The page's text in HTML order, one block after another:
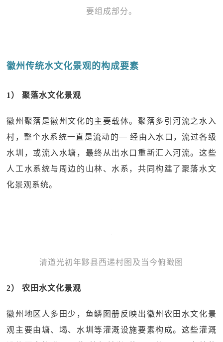
要组成部分。
徽州传统水文化景观的构成要素
1） 聚落水文化景观
徽州聚落是徽州文化的主要载体。聚落多引河流之水入
村，整个水系统一直是流动的— 经由入水口，流过各级
水圳，或流入水塘，最终从出水口重新汇入河流。这些
人工水系统与周边的山林、水系，共同构建了聚落水文
化景观系统。
清道光初年黟县西递村图及当今俯瞰图
2） 农田水文化景观
徽州地区人多田少，鱼鳞图册反映出徽州农田水文化景
观主要由塘、堨、水圳等灌溉设施要素构成。这些灌溉